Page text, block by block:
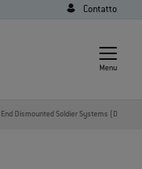
Contatto
Menu
Dismounted Soldier Systems (DSS)